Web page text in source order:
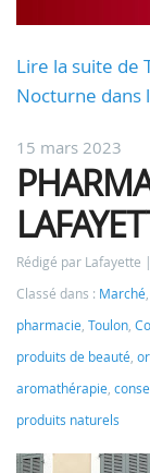
Lire la suite de
Nocturne dans
15 mars 2023
Rédigé par Lafayette
Classé dans : Marché,
pharmacie, Toulon,
produits de beauté,
aromathérapie,
produits naturels